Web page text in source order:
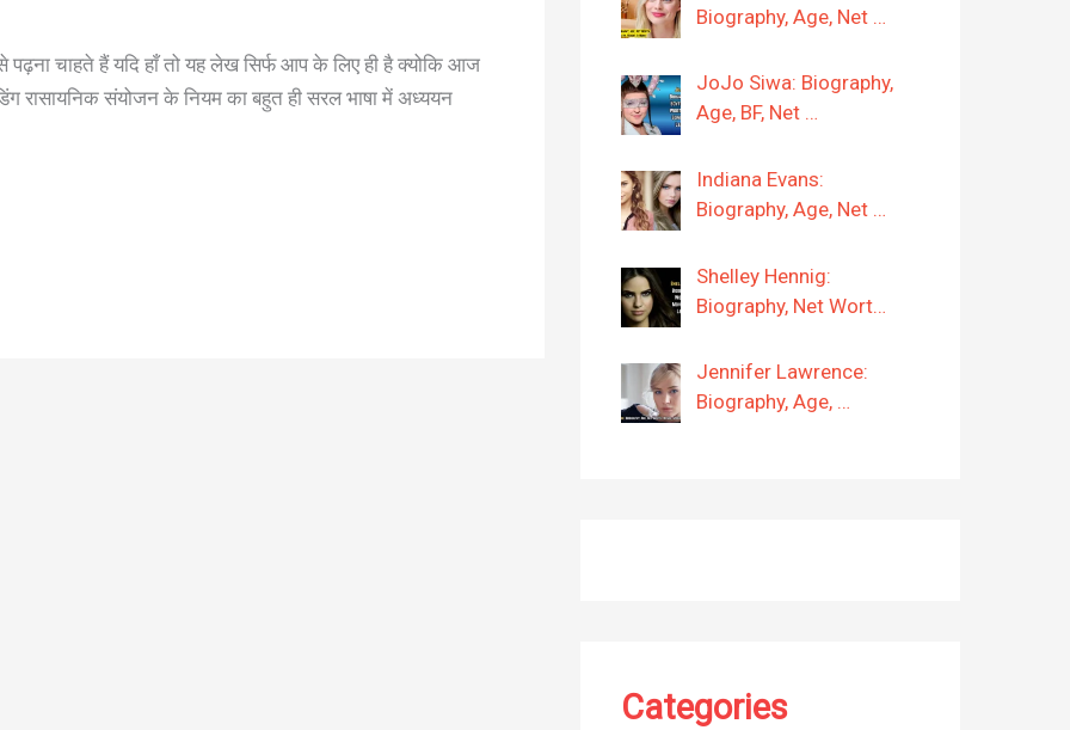
चाहते हैं यदि हाँ तो यह लेख सिर्फ आप के लिए ही है क्योकि आज
रासायनिक संयोजन के नियम का बहुत ही सरल भाषा में अध्ययन
Biography, Age, Net …
JoJo Siwa: Biography,
Age, BF, Net …
Indiana Evans:
Biography, Age, Net …
Shelley Hennig:
Biography, Net Wort…
Jennifer Lawrence:
Biography, Age, …
Categories